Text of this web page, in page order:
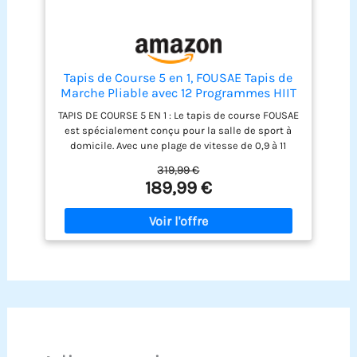
Tapis de Course 5 en 1, FOUSAE Tapis de
Marche Pliable avec 12 Programmes HIIT
Prédéfinis, Inclinable 9%, 12 KM/H,
Moteur Silencieux 2,75 CV, APP &
Télécommande, Charge Max 158kg pour
Maison & Bureau
TAPIS DE COURSE 5 EN 1 : Le tapis de course FOUSAE
est spécialement conçu pour la salle de sport à
domicile. Avec une plage de vitesse de 0,9 à 11
km/h, à la marche de 2,4 à 5 km/h, au jogging de 5
à 10 km/h et à la course de 10 à 11 km/h. Une
augmentation de 9 % de l’inclinaison peut
contribuer à améliorer les performances
physiques de 50 %. PROGRAMMES
récemment mis à jour, se connecte à des
319,99 €
189,99 €